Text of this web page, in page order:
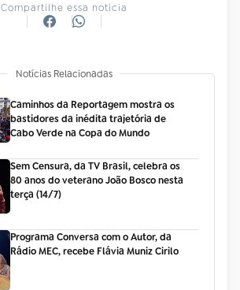
Compartilhe essa notícia
Notícias Relacionadas
Caminhos da Reportagem mostra os
bastidores da inédita trajetória de
Cabo Verde na Copa do Mundo
Sem Censura, da TV Brasil, celebra os
80 anos do veterano João Bosco nesta
terça (14/7)
Programa Conversa com o Autor, da
Rádio MEC, recebe Flávia Muniz Cirilo